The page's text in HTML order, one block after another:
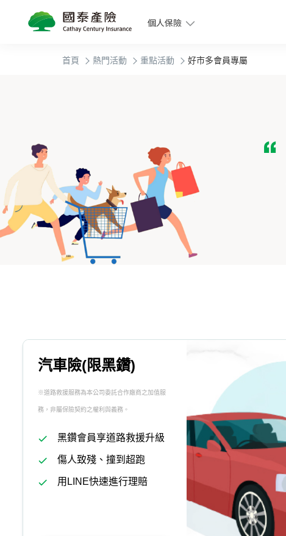
個人保險
首頁 熱門活動 重點活動 好市多會員專屬
汽車險(限黑鑽)
※道路救援服務為本公司委託合作廠商之加值服
務，非屬保險契約之權利與義務。
黑鑽會員享道路救援升級
傷人致殘、撞到超跑
用LINE快速進行理賠